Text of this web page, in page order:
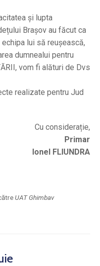
și lupta
Brașov au făcut ca
lui să reușească,
dumnealui pentru
vom fi alături de Dvs
realizate pentru Jud
Cu considerație,
Primar
Ionel FLIUNDRA
UAT Ghimbav